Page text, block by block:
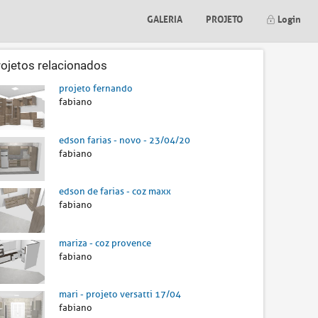
GALERIA PROJETO Login
relacionados
projeto fernando
fabiano
edson farias - novo - 23/04/20
fabiano
edson de farias - coz maxx
fabiano
mariza - coz provence
fabiano
mari - projeto versatti 17/04
fabiano